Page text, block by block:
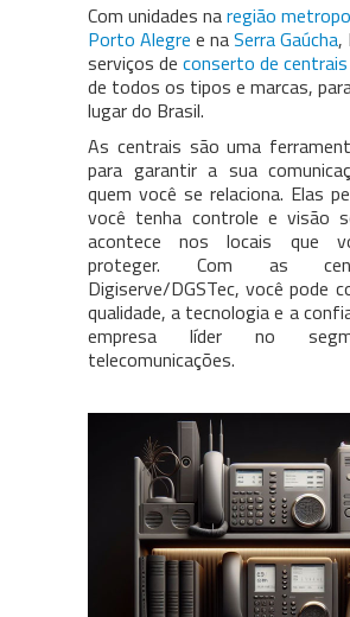
Com unidades naregião
Porto Alegre e naSerra Gaúcha,
serviços de conserto de
de todos os tipos e marcas,
lugar do Brasil.
As centrais são uma
para garantir a sua
quem você se relaciona. Elas
você tenha controle e visão
acontece nos locais que
proteger. Com as
Digiserve/DGSTec, você pode
qualidade, a tecnologia e a
empresa líder no
telecomunicações.